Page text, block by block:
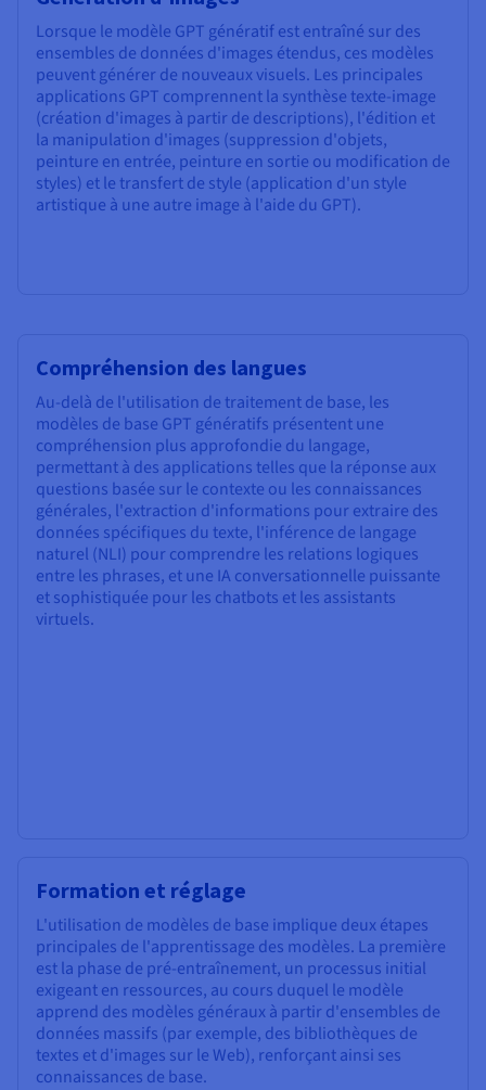
Lorsque le modèle GPT génératif est entraîné sur des
ensembles de données d'images étendus, ces modèles
peuvent générer de nouveaux visuels. Les principales
applications GPT comprennent la synthèse texte-image
(création d'images à partir de descriptions), l'édition et
la manipulation d'images (suppression d'objets,
peinture en entrée, peinture en sortie ou modification de
styles) et le transfert de style (application d'un style
artistique à une autre image à l'aide du GPT).
Compréhension des langues
Au-delà de l'utilisation de traitement de base, les
modèles de base GPT génératifs présentent une
compréhension plus approfondie du langage,
permettant à des applications telles que la réponse aux
questions basée sur le contexte ou les connaissances
générales, l'extraction d'informations pour extraire des
données spécifiques du texte, l'inférence de langage
naturel (NLI) pour comprendre les relations logiques
entre les phrases, et une IA conversationnelle puissante
et sophistiquée pour les chatbots et les assistants
virtuels.
Formation et réglage
L'utilisation de modèles de base implique deux étapes
principales de l'apprentissage des modèles. La première
est la phase de pré-entraînement, un processus initial
exigeant en ressources, au cours duquel le modèle
apprend des modèles généraux à partir d'ensembles de
données massifs (par exemple, des bibliothèques de
textes et d'images sur le Web), renforçant ainsi ses
connaissances de base.